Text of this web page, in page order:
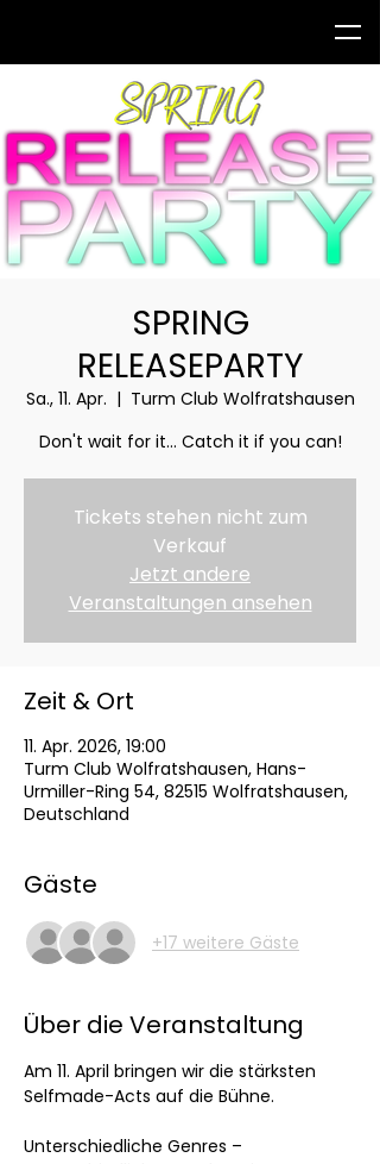
SPRING
RELEASEPARTY
Sa., 11. Apr.
  |
Turm Club Wolfratshausen
Don't wait for it... Catch it if you can!
Tickets stehen nicht zum
Verkauf
Jetzt andere
Veranstaltungen ansehen
Zeit & Ort
11. Apr. 2026, 19:00
Turm Club Wolfratshausen, Hans-
Urmiller-Ring 54, 82515 Wolfratshausen,
Deutschland
Gäste
+17 weitere Gäste
Über die Veranstaltung
Am 11. April bringen wir die stärksten
Selfmade-Acts auf die Bühne.
Unterschiedliche Genres –